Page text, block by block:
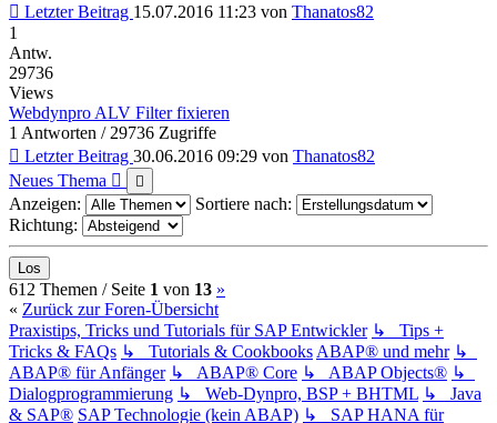
Letzter Beitrag 15.07.2016 11:23 von Thanatos82
1
Antw.
29736
Views
Webdynpro ALV Filter fixieren
1 Antworten / 29736 Zugriffe
Letzter Beitrag 30.06.2016 09:29 von Thanatos82
Neues Thema
Anzeigen:
Sortiere nach:
Richtung:
612 Themen / Seite 1 von 13 (current)
»
« Zurück zur Foren-Übersicht
Praxistips, Tricks und Tutorials für SAP Entwickler ↳ Tips +
Tricks & FAQs ↳ Tutorials & Cookbooks ABAP® und mehr ↳
ABAP® für Anfänger ↳ ABAP® Core ↳ ABAP Objects® ↳
Dialogprogrammierung ↳ Web-Dynpro, BSP + BHTML ↳ Java
& SAP® SAP Technologie (kein ABAP) ↳ SAP HANA für